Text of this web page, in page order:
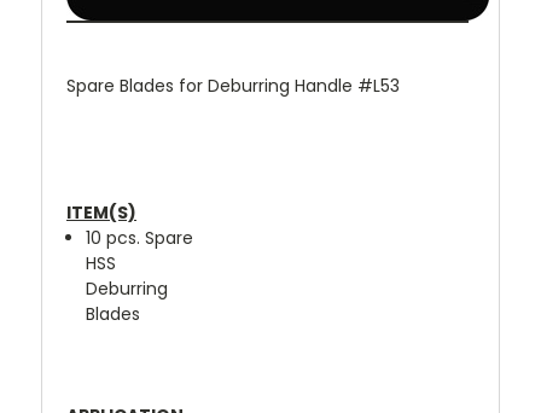
Spare Blades for Deburring Handle #L53
ITEM(S)
10 pcs. Spare
HSS
Deburring
Blades